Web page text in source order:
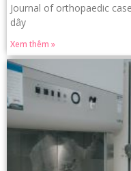
Journal of orthopaedic
dây
Xem thêm »